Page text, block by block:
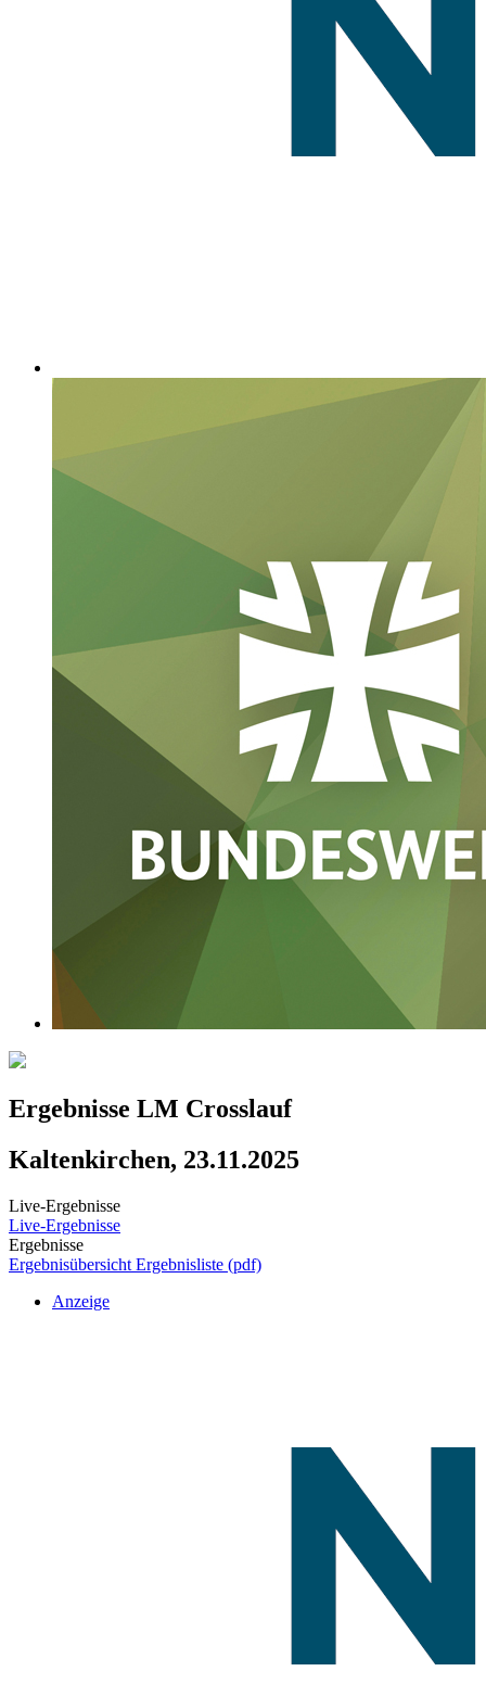
Ergebnisse LM Crosslauf
Kaltenkirchen, 23.11.2025
Live-Ergebnisse
Live-Ergebnisse
Ergebnisse
Ergebnisübersicht Ergebnisliste (pdf)
Anzeige